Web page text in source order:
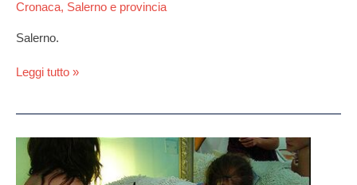
Cronaca, Salerno e provincia
Salerno.
Leggi tutto »
Faceva
sesso
con